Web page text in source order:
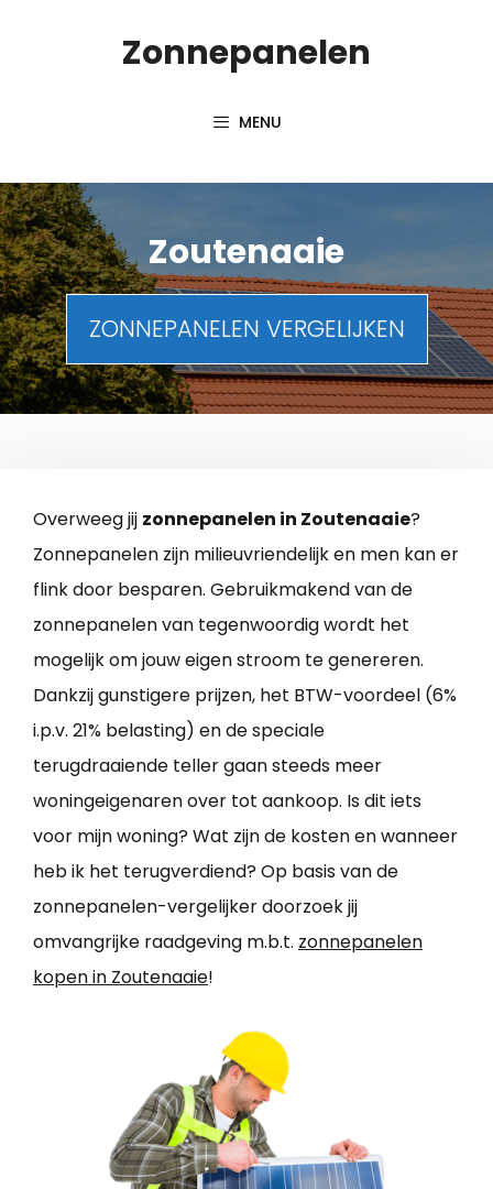
Zonnepanelen
MENU
Zoutenaaie
ZONNEPANELEN VERGELIJKEN
Overweeg jij zonnepanelen in Zoutenaaie?
Zonnepanelen zijn milieuvriendelijk en men kan er
flink door besparen. Gebruikmakend van de
zonnepanelen van tegenwoordig wordt het
mogelijk om jouw eigen stroom te genereren.
Dankzij gunstigere prijzen, het BTW-voordeel (6%
i.p.v. 21% belasting) en de speciale
terugdraaiende teller gaan steeds meer
woningeigenaren over tot aankoop. Is dit iets
voor mijn woning? Wat zijn de kosten en wanneer
heb ik het terugverdiend? Op basis van de
zonnepanelen-vergelijker doorzoek jij
omvangrijke raadgeving m.b.t. zonnepanelen
kopen in Zoutenaaie!